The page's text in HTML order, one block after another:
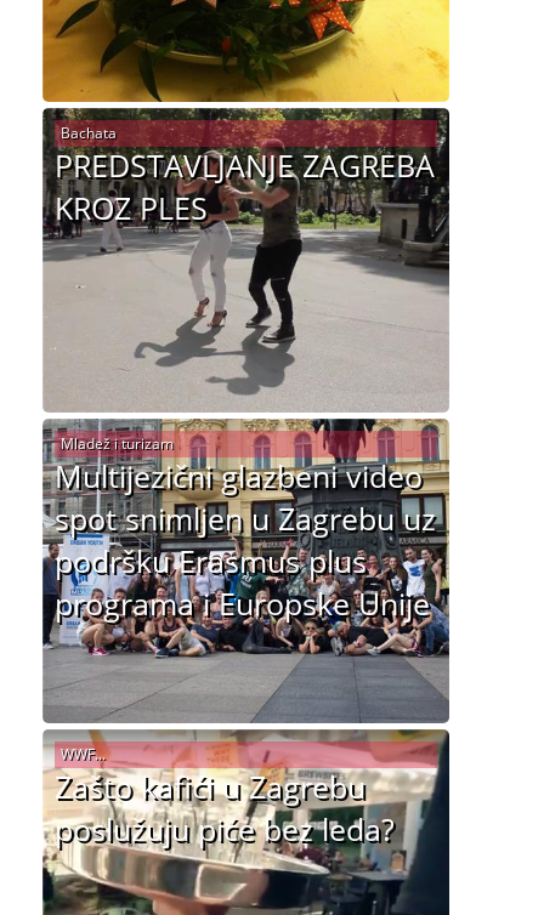
PREDSTAVLJANJE ZAGREBA
KROZ PLES
Bachata
Multijezični glazbeni video
spot snimljen u Zagrebu uz
podršku Erasmus plus
programa i Europske Unije
Mladež i turizam
Zašto kafići u Zagrebu
poslužuju piće bez leda?
WWF...